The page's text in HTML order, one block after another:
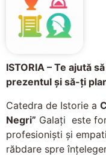
ISTORIA – Te ajută
prezentul și să-ți
Catedra de Istorie a
Negri” Galaţi este
profesioniști și
răbdare spre